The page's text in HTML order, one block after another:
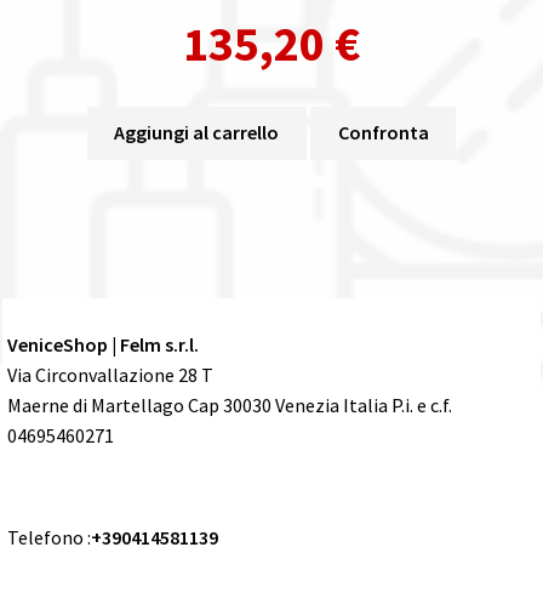
135,20 €
Aggiungi al carrello Confronta
VeniceShop | Felm s.r.l.
Via Circonvallazione 28 T
Maerne di Martellago Cap 30030 Venezia Italia P.i. e c.f.
04695460271
Telefono :+390414581139